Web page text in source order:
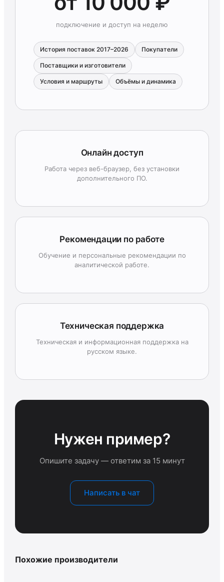
подключение и доступ на неделю
История поставок 2017–2026 Покупатели
Поставщики и изготовители
Условия и маршруты Объёмы и динамика
Онлайн доступ
Работа через веб-браузер, без установки
дополнительного ПО.
Рекомендации по работе
Обучение и персональные рекомендации по
аналитической работе.
Техническая поддержка
Техническая и информационная поддержка на
русском языке.
Нужен пример?
Опишите задачу — ответим за 15 минут
Написать в чат
Похожие производители